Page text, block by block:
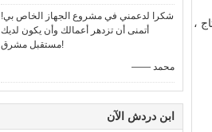
شكرا لدعمني في مشروع الجهاز الخاص بي!
أتمنى أن تزدهر أعمالك وأن يكون لديك
مستقبل مشرق!
—— محمد
ابن دردش الآن
،